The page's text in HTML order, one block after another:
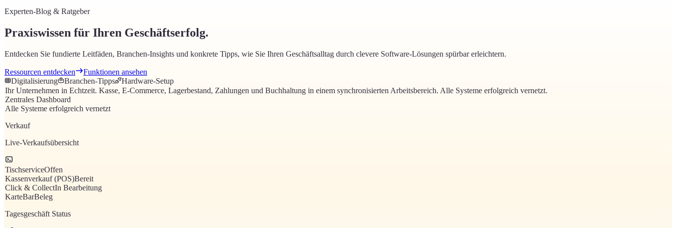
Experten-Blog & Ratgeber
Praxiswissen für Ihren Geschäftserfolg.
Entdecken Sie fundierte Leitfäden, Branchen-Insights und konkrete Tipps, wie Sie Ihren Geschäftsalltag durch clevere Software-Lösungen spürbar erleichtern.
Ressourcen entdecken
Funktionen ansehen
Digitalisierung
Branchen-Tipps
Hardware-Setup
Ihr Unternehmen in Echtzeit. Kasse, E-Commerce, Lagerbestand, Zahlungen und Buchhaltung in einem synchronisierten Arbeitsbereich. Alle Systeme erfolgreich vernetzt.
Zentrales Dashboard
Alle Systeme erfolgreich vernetzt
Verkauf
Live-Verkaufsübersicht
TischserviceOffen
Kassenverkauf (POS)Bereit
Click & CollectIn Bearbeitung
KarteBarBeleg
Tagesgeschäft Status